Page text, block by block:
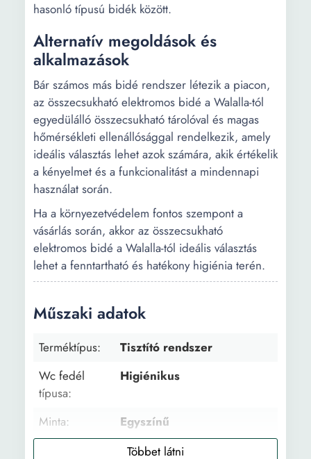
hasonló típusú bidék között.
Alternatív megoldások és
alkalmazások
Bár számos más bidé rendszer létezik a piacon,
az összecsukható elektromos bidé a Walalla-tól
egyedülálló összecsukható tárolóval és magas
hőmérsékleti ellenállósággal rendelkezik, amely
ideális választás lehet azok számára, akik értékelik
a kényelmet és a funkcionalitást a mindennapi
használat során.
Ha a környezetvédelem fontos szempont a
vásárlás során, akkor az összecsukható
elektromos bidé a Walalla-tól ideális választás
lehet a fenntartható és hatékony higiénia terén.
Műszaki adatok
Terméktípus:
Tisztító rendszer
Wc fedél
típusa:
Higiénikus
Minta:
Egyszínű
Műanyag